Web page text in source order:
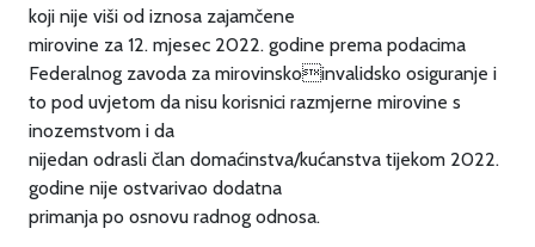
koji nije viši od iznosa zajamčene
mirovine za 12. mjesec 2022. godine prema podacima
Federalnog zavoda za mirovinskoinvalidsko osiguranje i
to pod uvjetom da nisu korisnici razmjerne mirovine s
inozemstvom i da
nijedan odrasli član domaćinstva/kućanstva tijekom 2022.
godine nije ostvarivao dodatna
primanja po osnovu radnog odnosa.